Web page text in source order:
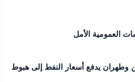
العمومية الأمل
وطهران يدفع أسعار النفط إلى هبوط